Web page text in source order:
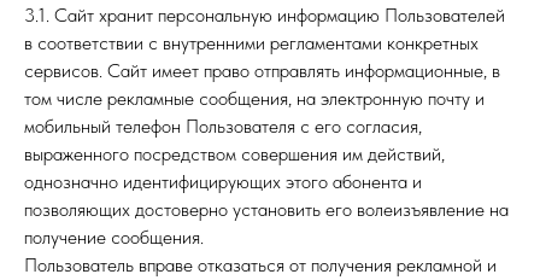
3.1. Сайт хранит персональную информацию Пользователей
в соответствии с внутренними регламентами конкретных
сервисов. Сайт имеет право отправлять информационные, в
том числе рекламные сообщения, на электронную почту и
мобильный телефон Пользователя с его согласия,
выраженного посредством совершения им действий,
однозначно идентифицирующих этого абонента и
позволяющих достоверно установить его волеизъявление на
получение сообщения.
Пользователь вправе отказаться от получения рекламной и